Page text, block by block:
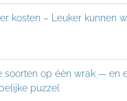
kosten – Leuker kunnen
soorten op één wrak — en
puzzel